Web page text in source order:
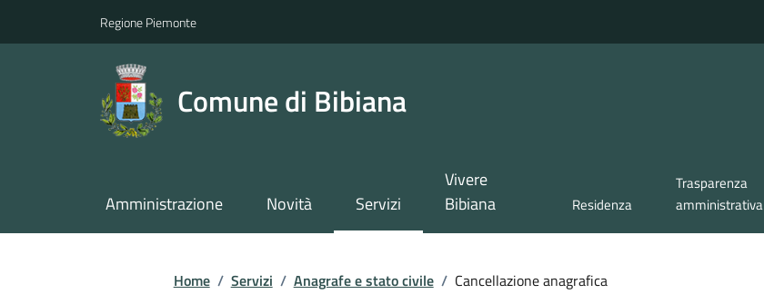
Regione Piemonte
Comune di Bibiana
Amministrazione Novità Servizi
Vivere
Bibiana
Residenza
Trasparenza
amministrativa
Home / Servizi / Anagrafe e stato civile / Cancellazione anagrafica